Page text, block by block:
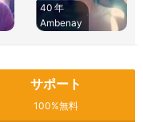
40 年
Ambenay
サポート
100%無料